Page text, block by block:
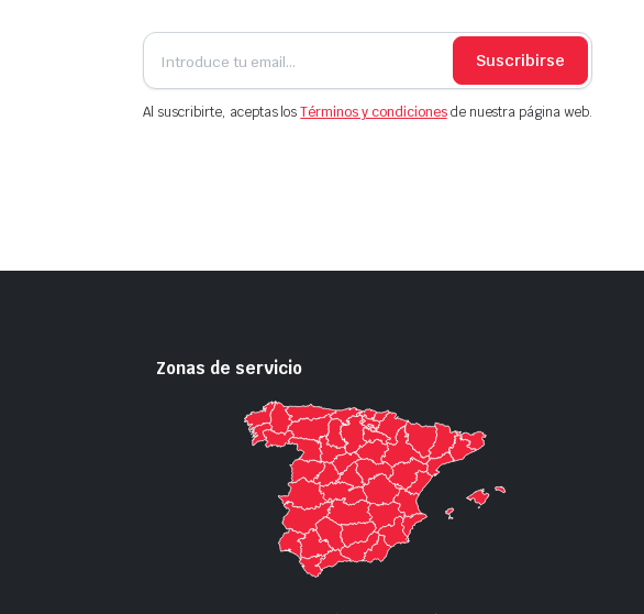
Suscribirse
Al suscribirte, aceptas losTérminos y condicionesde nuestra página web.
Zonas de servicio